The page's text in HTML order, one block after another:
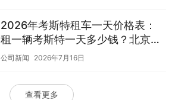
2026年考斯特租车一天价格表：
租一辆考斯特一天多少钱？北京商
务包车费用解析
公司新闻 2026年7月16日
查看更多